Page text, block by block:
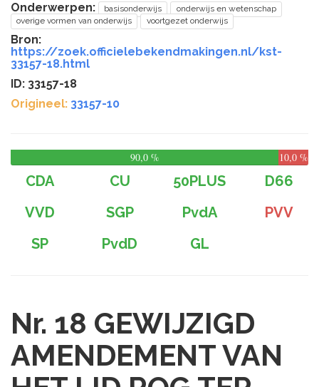
Onderwerpen:
basisonderwijs
onderwijs en wetenschap
overige vormen van onderwijs
voortgezet onderwijs
Bron:
https://zoek.officielebekendmakingen.nl/kst-
33157-18.html
ID: 33157-18
Origineel: 33157-10
90,0 % 10,0 %
CDA CU 50PLUS
D66
VVD
SGP PvdA
PVV
SP
PvdD GL
Nr. 18 GEWIJZIGD
AMENDEMENT VAN